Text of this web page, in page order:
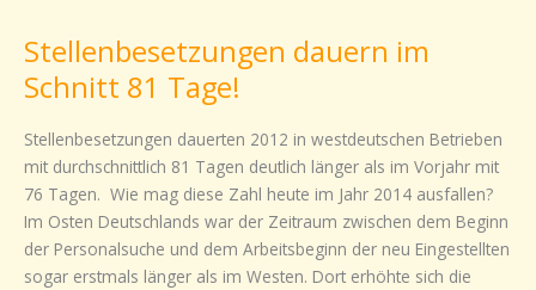
Stellenbesetzungen dauern im
Schnitt 81 Tage!
Stellenbesetzungen dauerten 2012 in westdeutschen Betrieben
mit durchschnittlich 81 Tagen deutlich länger als im Vorjahr mit
76 Tagen. Wie mag diese Zahl heute im Jahr 2014 ausfallen?
Im Osten Deutschlands war der Zeitraum zwischen dem Beginn
der Personalsuche und dem Arbeitsbeginn der neu Eingestellten
sogar erstmals länger als im Westen. Dort erhöhte sich die
Stellenbesetzungen
dauern
im
Schnitt
81
Tage!